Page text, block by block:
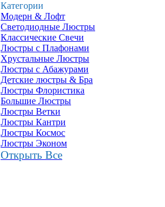
Категории
Модерн & Лофт
Светодиодные Люстры
Классические Свечи
Люстры с Плафонами
Хрустальные Люстры
Люстры с Абажурами
Детские люстры & Бра
Люстры Флористика
Большие Люстры
Люстры Ветки
Люстры Кантри
Люстры Космос
Люстры Эконом
Открыть Все